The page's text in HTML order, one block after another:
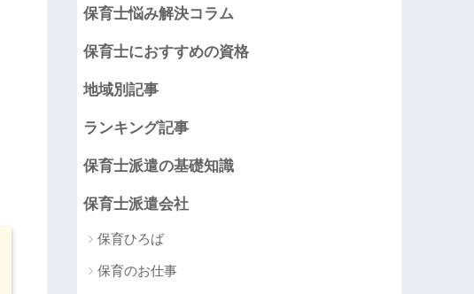
保育士悩み解決コラム
保育士におすすめの資格
地域別記事
ランキング記事
保育士派遣の基礎知識
保育士派遣会社
保育ひろば
保育のお仕事